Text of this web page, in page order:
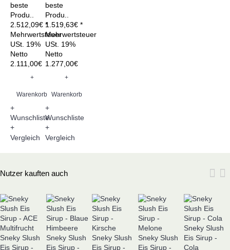
beste
Produ..
2.512,09€ *
Mehrwertsteuer
USt. 19%
Netto
2.111,00€
+
Warenkorb
+
Wunschliste
+
Vergleich
beste
Produ..
1.519,63€ *
Mehrwertsteuer
USt. 19%
Netto
1.277,00€
+
Warenkorb
+
Wunschliste
+
Vergleich
Nutzer kauften auch
Sneky Slush
Eis Sirup -
Sneky Slush
Eis Sirup -
Sneky Slush
Eis Sirup -
Sneky Slush
Eis Sirup -
Sneky Slush
Eis Sirup -
Cola